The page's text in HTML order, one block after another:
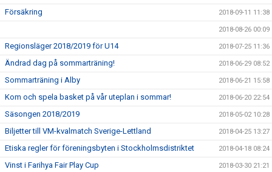
Försäkring 2018-09-11 11:38
2018-08-26 00:09
Regionsläger 2018/2019 för U14 2018-07-25 11:36
Ändrad dag på sommarträning! 2018-06-29 08:52
Sommarträning i Alby 2018-06-21 15:58
Kom och spela basket på vår uteplan i sommar! 2018-06-20 22:54
Säsongen 2018/2019 2018-05-02 10:28
Biljetter till VM-kvalmatch Sverige-Lettland 2018-04-25 13:27
Etiska regler för föreningsbyten i Stockholmsdistriktet 2018-04-18 08:24
Vinst i Farihya Fair Play Cup 2018-03-30 21:21